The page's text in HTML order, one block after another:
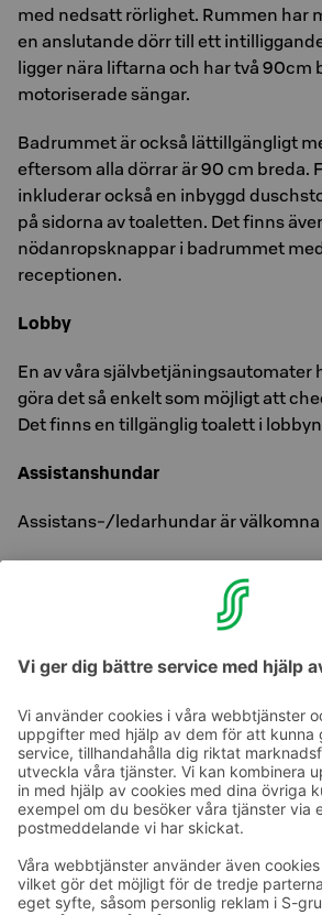
med nedsatt rörlighet. Rummen har
en anslutande dörr till ett
ligger nära liftarna och har två 90cm
motoriserade sängar.
Badrummet är också lättillgängligt
eftersom alla dörrar är 90 cm breda.
inkluderar också en inbyggd
på sidorna av toaletten. Det finns
nödanropsknappar i badrummet
receptionen.
Lobby
En av våra självbetjäningsautomater
göra det så enkelt som möjligt att
Det finns en tillgänglig toalett i
Assistanshundar
Assistans-/ledarhundar är
I parkeringshuset finns
Ta kontakt
Kontaktuppgifter till hotellen
Feedback
Ge feedback